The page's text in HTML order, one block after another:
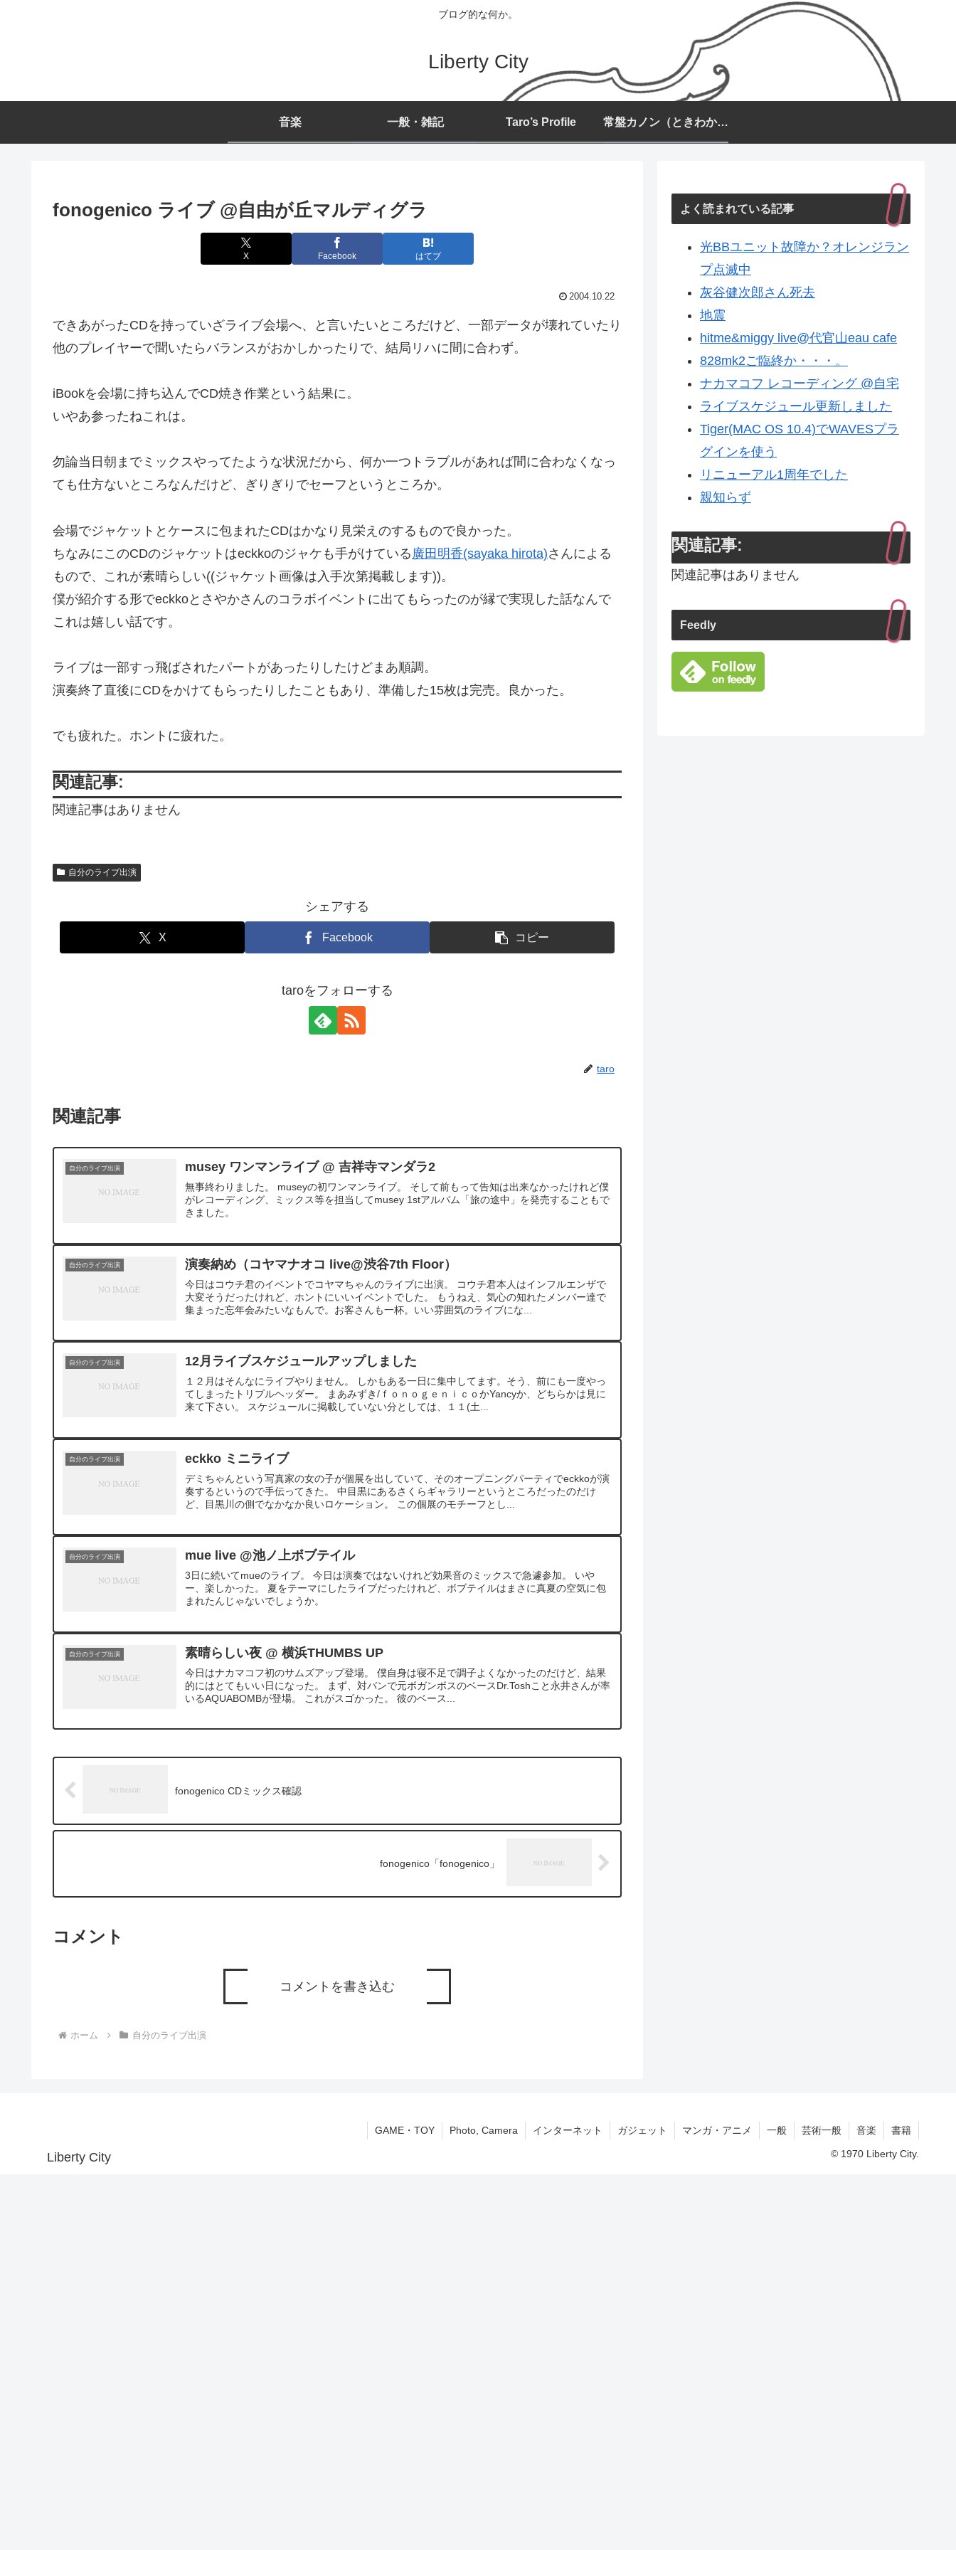
ブログ的な何か。
Liberty City
音楽 一般・雑記 Taro’s Profile 常盤カノン（ときわかのん）
fonogenico ライブ @自由が丘マルディグラ
X Facebook はてブ
2004.10.22
できあがったCDを持っていざライブ会場へ、と言いたいところだけど、一部データが壊れていたり
他のプレイヤーで聞いたらバランスがおかしかったりで、結局リハに間に合わず。
iBookを会場に持ち込んでCD焼き作業という結果に。
いやあ参ったねこれは。
勿論当日朝までミックスやってたような状況だから、何か一つトラブルがあれば間に合わなくなっ
ても仕方ないところなんだけど、ぎりぎりでセーフというところか。
会場でジャケットとケースに包まれたCDはかなり見栄えのするもので良かった。
ちなみにこのCDのジャケットはeckkoのジャケも手がけている 廣田明香(sayaka hirota)さんによる
もので、これが素晴らしい((ジャケット画像は入手次第掲載します))。
僕が紹介する形でeckkoとさやかさんのコラボイベントに出てもらったのが縁で実現した話なんで
これは嬉しい話です。
ライブは一部すっ飛ばされたパートがあったりしたけどまあ順調。
演奏終了直後にCDをかけてもらったりしたこともあり、準備した15枚は完売。良かった。
でも疲れた。ホントに疲れた。
関連記事:
関連記事はありません
自分のライブ出演
シェアする
X Facebook コピー
taroをフォローする
taro
関連記事
自分のライブ出演 musey ワンマンライブ @ 吉祥寺マンダラ2
無事終わりました。 museyの初ワンマンライブ。 そして前もって告知は出来なかったけれど僕
がレコーディング、ミックス等を担当してmusey 1stアルバム「旅の途中」を発売することもで
きました。
自分のライブ出演 演奏納め（コヤマナオコ live@渋谷7th Floor）
今日はコウチ君のイベントでコヤマちゃんのライブに出演。 コウチ君本人はインフルエンザで
大変そうだったけれど、ホントにいいイベントでした。 もうねえ、気心の知れたメンバー達で
集まった忘年会みたいなもんで。お客さんも一杯。いい雰囲気のライブにな...
自分のライブ出演 12月ライブスケジュールアップしました
１２月はそんなにライブやりません。 しかもある一日に集中してます。そう、前にも一度やっ
てしまったトリプルヘッダー。 まあみずき/ｆｏｎｏｇｅｎｉｃｏかYancyか、どちらかは見に
来て下さい。 スケジュールに掲載していない分としては、１１(土...
自分のライブ出演 eckko ミニライブ
デミちゃんという写真家の女の子が個展を出していて、そのオープニングパーティでeckkoが演
奏するというので手伝ってきた。 中目黒にあるさくらギャラリーというところだったのだけ
ど、目黒川の側でなかなか良いロケーション。 この個展のモチーフとし...
自分のライブ出演 mue live @池ノ上ボブテイル
3日に続いてmueのライブ。 今日は演奏ではないけれど効果音のミックスで急遽参加。 いや
ー、楽しかった。 夏をテーマにしたライブだったけれど、ボブテイルはまさに真夏の空気に包
まれたんじゃないでしょうか。
自分のライブ出演 素晴らしい夜 @ 横浜THUMBS UP
今日はナカマコフ初のサムズアップ登場。 僕自身は寝不足で調子よくなかったのだけど、結果
的にはとてもいい日になった。 まず、対バンで元ボガンボスのベースDr.Toshこと永井さんが率
いるAQUABOMBが登場。 これがスゴかった。 彼のベース...
fonogenico CDミックス確認
fonogenico「fonogenico」
コメント
コメントを書き込む
ホーム 自分のライブ出演
よく読まれている記事
光BBユニット故障か？オレンジラン
プ点滅中
灰谷健次郎さん死去
地震
hitme&miggy live@代官山eau cafe
828mk2ご臨終か・・・。
ナカマコフ レコーディング @自宅
ライブスケジュール更新しました
Tiger(MAC OS 10.4)でWAVESプラ
グインを使う
リニューアル1周年でした
親知らず
関連記事:
関連記事はありません
Feedly
Liberty City
GAME・TOY Photo, Camera インターネット ガジェット マンガ・アニメ 一般 芸術一般 音楽 書籍
© 1970 Liberty City.